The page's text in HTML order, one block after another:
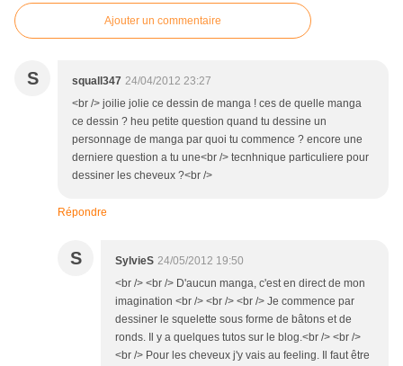
Ajouter un commentaire
S squall347 24/04/2012 23:27
<br /> joilie jolie ce dessin de manga ! ces de quelle manga
ce dessin ? heu petite question quand tu dessine un
personnage de manga par quoi tu commence ? encore une
derniere question a tu une<br /> tecnhnique particuliere pour
dessiner les cheveux ?<br />
Répondre
S SylvieS 24/05/2012 19:50
<br /> <br /> D'aucun manga, c'est en direct de mon
imagination <br /> <br /> <br /> Je commence par
dessiner le squelette sous forme de bâtons et de
ronds. Il y a quelques tutos sur le blog.<br /> <br />
<br /> Pour les cheveux j'y vais au feeling. Il faut être